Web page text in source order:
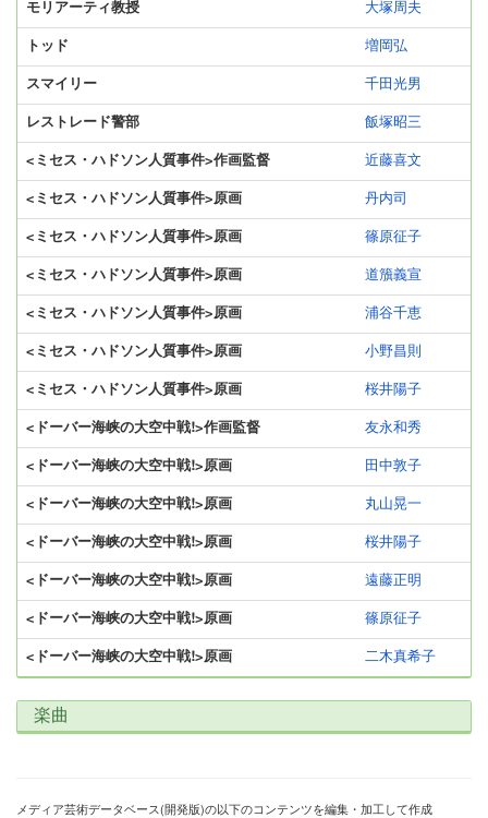
モリアーティ教授 大塚周夫
トッド 増岡弘
スマイリー 千田光男
レストレード警部 飯塚昭三
<ミセス・ハドソン人質事件>作画監督 近藤喜文
<ミセス・ハドソン人質事件>原画 丹内司
<ミセス・ハドソン人質事件>原画 篠原征子
<ミセス・ハドソン人質事件>原画 道籏義宣
<ミセス・ハドソン人質事件>原画 浦谷千恵
<ミセス・ハドソン人質事件>原画 小野昌則
<ミセス・ハドソン人質事件>原画 桜井陽子
<ドーバー海峡の大空中戦!>作画監督 友永和秀
<ドーバー海峡の大空中戦!>原画 田中敦子
<ドーバー海峡の大空中戦!>原画 丸山晃一
<ドーバー海峡の大空中戦!>原画 桜井陽子
<ドーバー海峡の大空中戦!>原画 遠藤正明
<ドーバー海峡の大空中戦!>原画 篠原征子
<ドーバー海峡の大空中戦!>原画 二木真希子
楽曲
メディア芸術データベース(開発版)の以下のコンテンツを編集・加工して作成